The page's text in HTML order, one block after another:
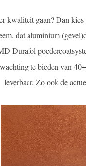
kwaliteit gaan? Dan
dat aluminium
Durafol
te bieden van
leverbaar. Zo ook de